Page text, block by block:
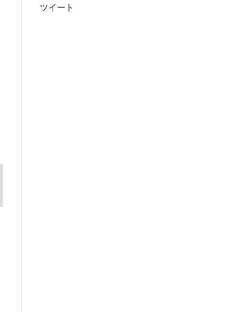
ツイート